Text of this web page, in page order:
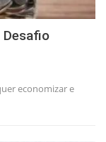
economizar e